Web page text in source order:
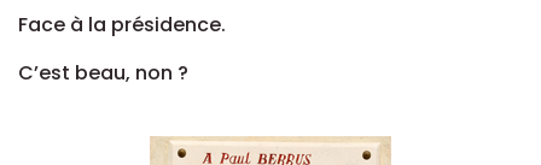
Face à la présidence.
C’est beau, non ?